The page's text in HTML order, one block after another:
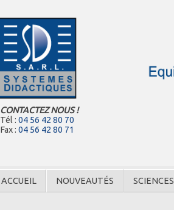
CONTACTEZ NOUS !
Tél : 04 56 42 80 70
Fax : 04 56 42 80 71
ACCUEIL NOUVEAUTÉS SCIENCES